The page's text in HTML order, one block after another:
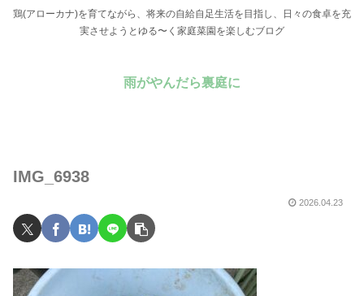
鶏(アローカナ)を育てながら、将来の自給自足生活を目指し、日々の食卓を充
実させようとゆる〜く家庭菜園を楽しむブログ
雨がやんだら裏庭に
IMG_6938
2026.04.23